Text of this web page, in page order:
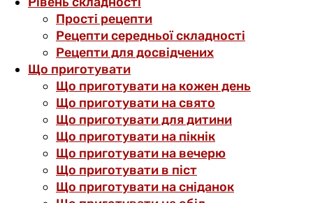
Прості рецепти
Рецепти середньої складності
Рецепти для досвідчених
Що приготувати
Що приготувати на кожен день
Що приготувати на свято
Що приготувати для дитини
Що приготувати на пікнік
Що приготувати на вечерю
Що приготувати в піст
Що приготувати на сніданок